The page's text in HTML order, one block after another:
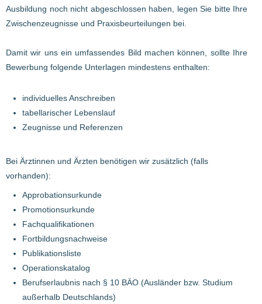
Ausbildung noch nicht abgeschlossen haben, legen Sie bitte Ihre
Zwischenzeugnisse und Praxisbeurteilungen bei.
Damit wir uns ein umfassendes Bild machen können, sollte Ihre
Bewerbung folgende Unterlagen mindestens enthalten:
individuelles Anschreiben
tabellarischer Lebenslauf
Zeugnisse und Referenzen
Bei Ärztinnen und Ärzten benötigen wir zusätzlich (falls
vorhanden):
Approbationsurkunde
Promotionsurkunde
Fachqualifikationen
Fortbildungsnachweise
Publikationsliste
Operationskatalog
Berufserlaubnis nach § 10 BÄO (Ausländer bzw. Studium
außerhalb Deutschlands)